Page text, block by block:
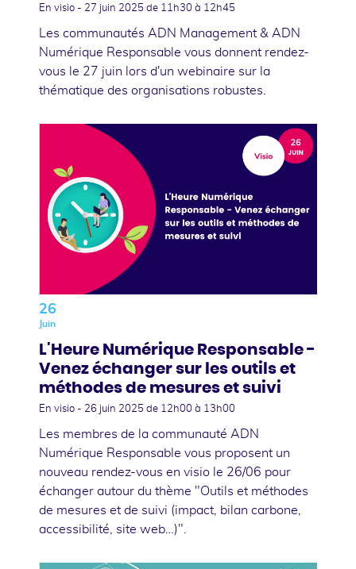
En visio - 27 juin 2025 de 11h30 à 12h45
Les communautés ADN Management & ADN
Numérique Responsable vous donnent rendez-
vous le 27 juin lors d'un webinaire sur la
thématique des organisations robustes.
26
Juin
L'Heure Numérique Responsable -
Venez échanger sur les outils et
méthodes de mesures et suivi
En visio - 26 juin 2025 de 12h00 à 13h00
Les membres de la communauté ADN
Numérique Responsable vous proposent un
nouveau rendez-vous en visio le 26/06 pour
échanger autour du thème "Outils et méthodes
de mesures et de suivi (impact, bilan carbone,
accessibilité, site web…)".